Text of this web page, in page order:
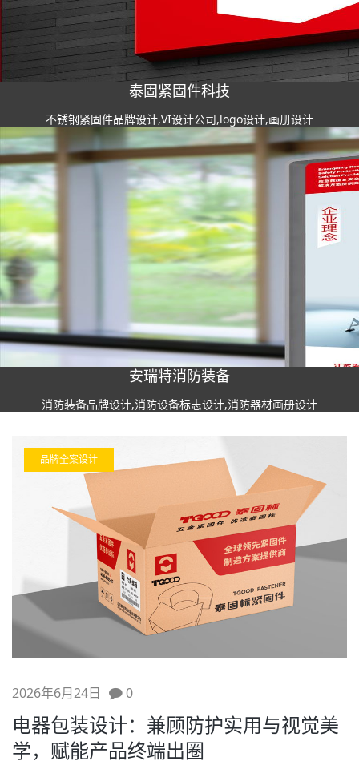
泰固紧固件科技
不锈钢紧固件品牌设计,VI设计公司,logo设计,画册设计
安瑞特消防装备
消防装备品牌设计,消防设备标志设计,消防器材画册设计
品牌全案设计
2026年6月24日 0
电器包装设计：兼顾防护实用与视觉美
学，赋能产品终端出圈